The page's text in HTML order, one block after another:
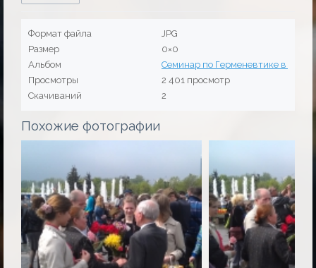
Формат файла
JPG
Размер
0×0
Альбом
Семинар по Герменевтике в
Просмотры
2 401 просмотр
Скачиваний
2
Похожие фотографии